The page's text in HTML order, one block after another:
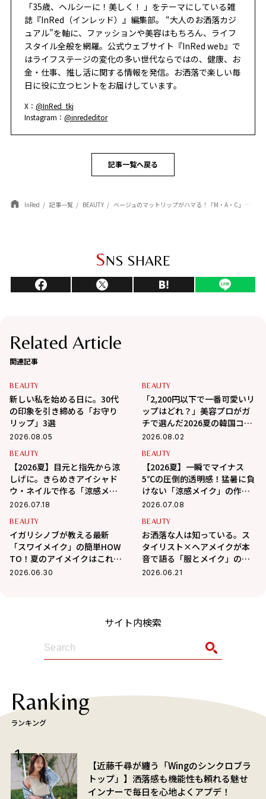
「35歳、ヘルシーに！美しく！ 」をテーマにしている雑
誌『InRed（インレッド）』編集部。 “大人のお洒落カジ
ュアル”を軸に、ファッションや美容はもちろん、ライフ
スタイル全般を網羅。公式ウェブサイト『InRed web』で
はライフステージの変化の多い世代ならではの、健康、お
金・仕事、推し活に関する情報を発信。お洒落で楽しい毎
日に役に立つヒントをお届けしています。
X：@InRed_tkj
Instagram：@inrededitor
記事一覧へ戻る
InRed 記事一覧 BEAUTY ベージュのマットリップがハマる！「M・A・C」を主役にする、目元・チークの「色と質感」の最適解
SNS SHARE
Related Article
関連記事
BEAUTY
新しい私を始める日に。30代
の印象を引き締める「お守り
リップ」3選
2026.08.05
BEAUTY
「2,200円以下で一番可愛いリ
ップはどれ？」美容プロがガ
チで選んだ2026夏の韓国コス
メ3選
2026.08.02
BEAUTY
【2026夏】目元と指先から涼
しげに。きらめきアイシャド
ウ・ネイルで作る「涼感メイ
ク」
2026.07.18
BEAUTY
【2026夏】一瞬でマイナス
5℃の圧倒的透明感！猛暑に負
けない「涼感メイク」の作り
方
2026.07.08
BEAUTY
イガリシノブが教える最新
「スワイメイク」の簡単HOW
TO！夏のアイメイクはこれで
決まり！
2026.06.30
BEAUTY
お洒落な人は知っている。ス
タイリスト×ヘアメイクが本
音で語る「服とメイク」の法
則
2026.06.21
サイト内検索
Ranking
ランキング
【近藤千尋が纏う「Wingのシンクロブラ
トップ」】洒落感も機能性も頼れる魅せ
インナーで毎日を心地よくアプデ！